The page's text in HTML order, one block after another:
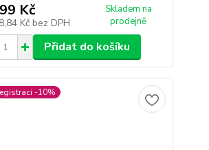
Kč
Kč bez DPH
Skladem na
prodejně
Přidat do košíku
-10%